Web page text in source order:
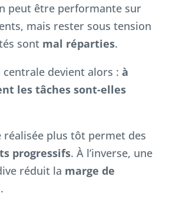
peut être performante sur
mais rester sous tension
sont mal réparties.
centrale devient alors : à
les tâches sont-elles
réalisée plus tôt permet des
progressifs. À l’inverse, une
réduit la marge de
.